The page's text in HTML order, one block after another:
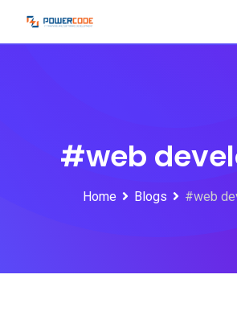
#web
Home Blogs #web